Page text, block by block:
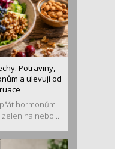
Potraviny,
a ulevují od
hormonům
zelenina nebo...